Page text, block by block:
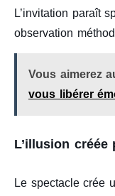
L’invitation paraît
observation
Vous aimerez
vous libérer
L’illusion créée
Le spectacle crée